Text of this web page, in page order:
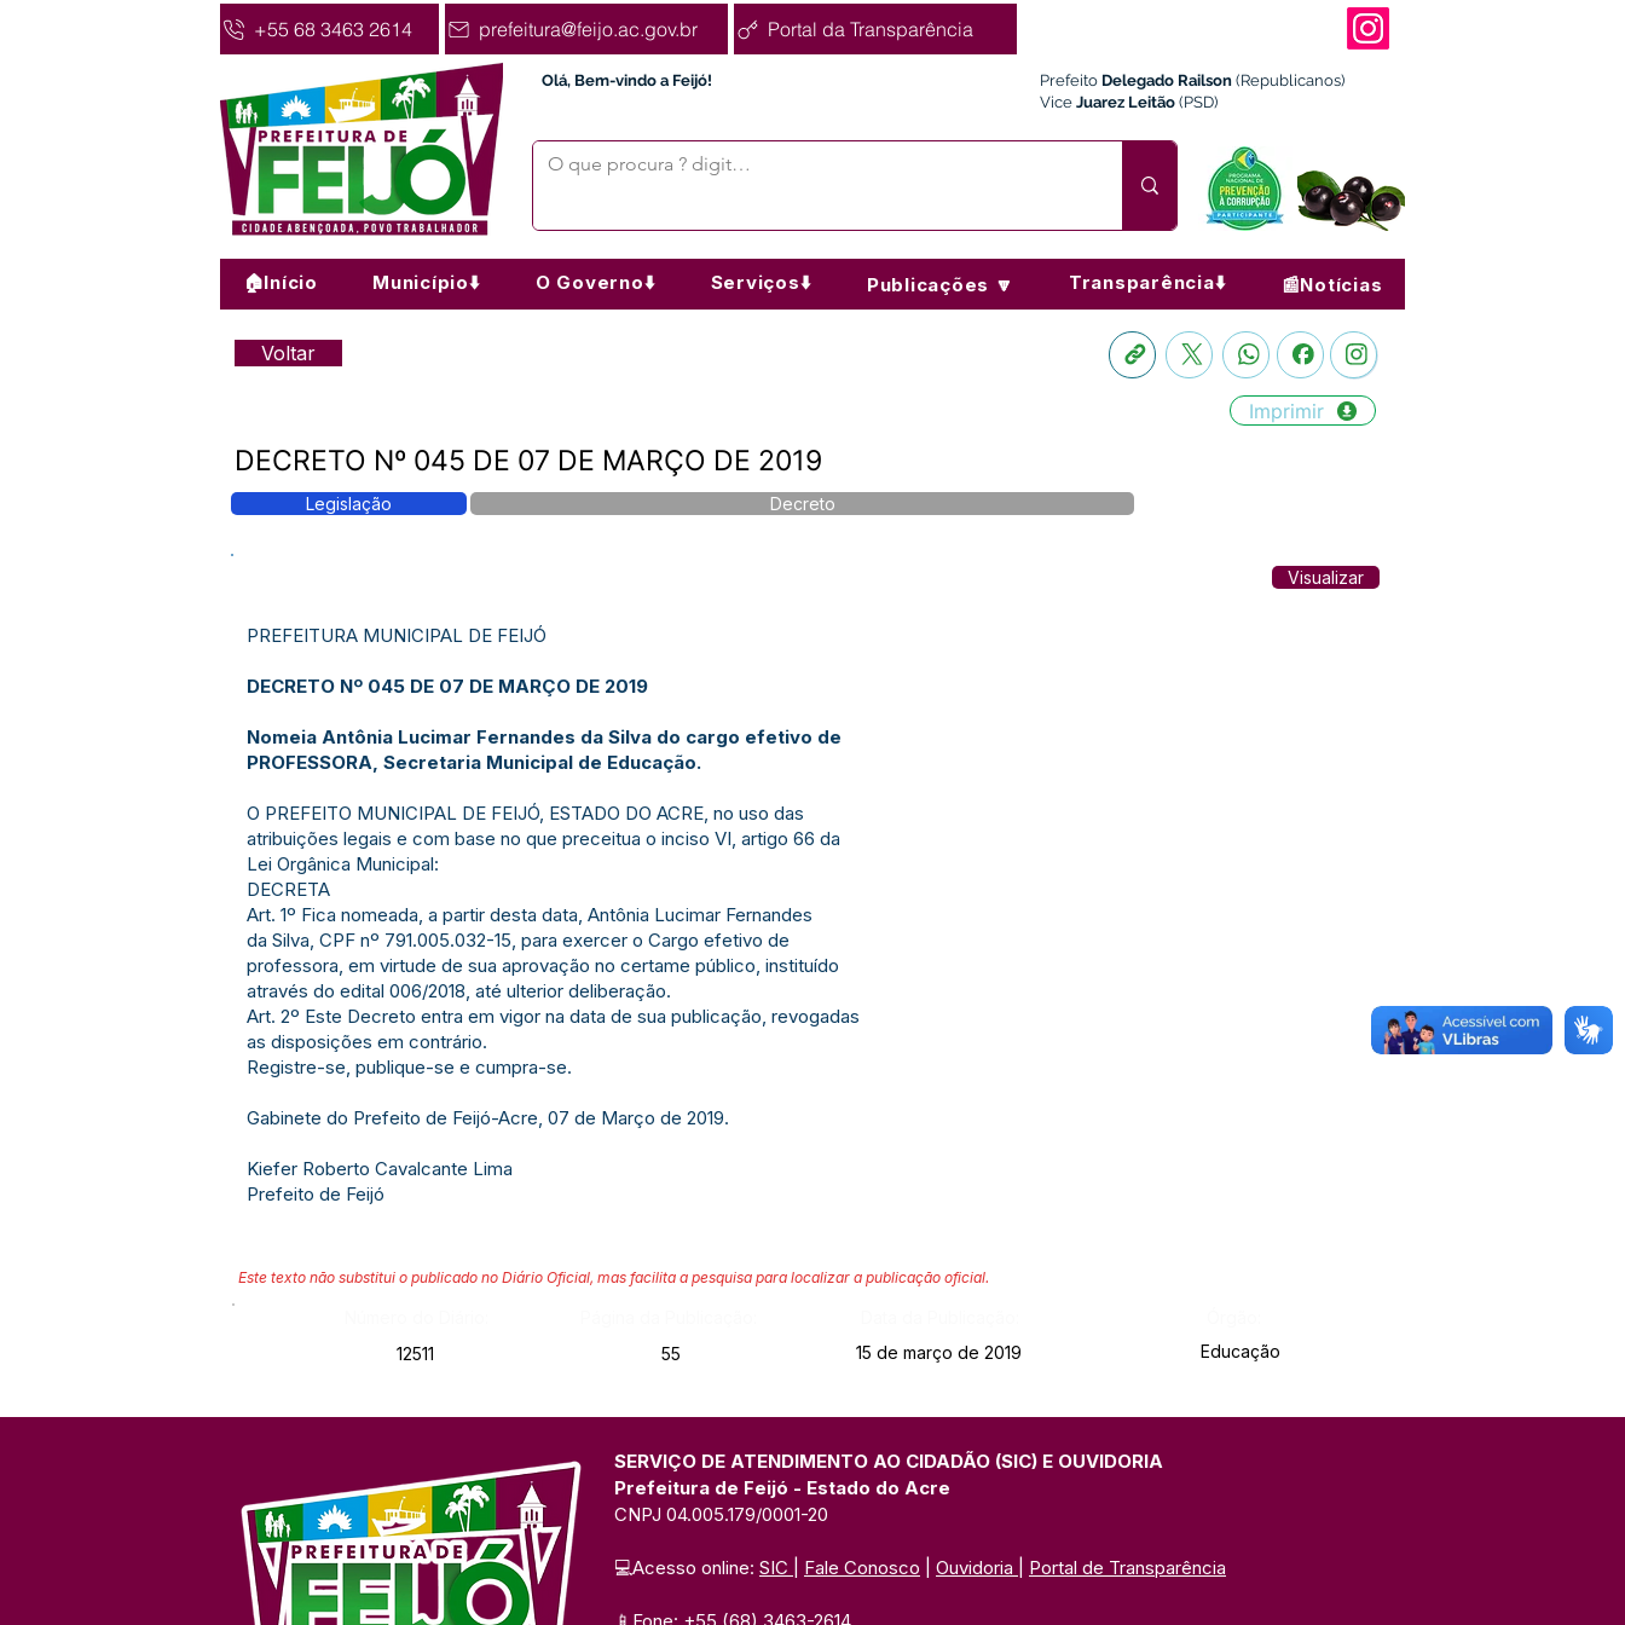
+55 68 3463 2614 prefeitura@feijo.ac.gov.br Portal da Transparência
Olá, Bem-vindo a Feijó! Prefeito Delegado Railson (Republicanos)
Vice Juarez Leitão (PSD)
🏠Início Município⬇️ O Governo⬇️ Serviços⬇️ Publicações 🔽 Transparência⬇️ 📰Notícias
Voltar
Imprimir
DECRETO Nº 045 DE 07 DE MARÇO DE 2019
Legislação Decreto
Visualizar
PREFEITURA MUNICIPAL DE FEIJÓ
DECRETO Nº 045 DE 07 DE MARÇO DE 2019
Nomeia Antônia Lucimar Fernandes da Silva do cargo efetivo de
PROFESSORA, Secretaria Municipal de Educação.
O PREFEITO MUNICIPAL DE FEIJÓ, ESTADO DO ACRE, no uso das
atribuições legais e com base no que preceitua o inciso VI, artigo 66 da
Lei Orgânica Municipal:
DECRETA
Art. 1º Fica nomeada, a partir desta data, Antônia Lucimar Fernandes
da Silva, CPF nº 791.005.032-15, para exercer o Cargo efetivo de
professora, em virtude de sua aprovação no certame público, instituído
através do edital 006/2018, até ulterior deliberação.
Art. 2º Este Decreto entra em vigor na data de sua publicação, revogadas
as disposições em contrário.
Registre-se, publique-se e cumpra-se.
Gabinete do Prefeito de Feijó-Acre, 07 de Março de 2019.
Kiefer Roberto Cavalcante Lima
Prefeito de Feijó
Este texto não substitui o publicado no Diário Oficial, mas facilita a pesquisa para localizar a publicação oficial.
12511
55 15 de março de 2019 Educação
SERVIÇO DE ATENDIMENTO AO CIDADÃO (SIC) E OUVIDORIA
Prefeitura de Feijó - Estado do Acre
CNPJ 04.005.179/0001-20
💻Acesso online: SIC Fale Conosco Ouvidoria Portal de Transparência